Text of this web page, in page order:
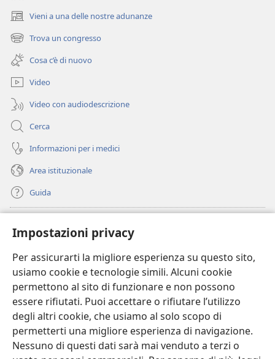
Impostazioni privacy
Per assicurarti la migliore esperienza su questo sito,
usiamo cookie e tecnologie simili. Alcuni cookie
permettono al sito di funzionare e non possono
essere rifiutati. Puoi accettare o rifiutare l’utilizzo
degli altri cookie, che usiamo al solo scopo di
permetterti una migliore esperienza di navigazione.
Nessuno di questi dati sarà mai venduto a terzi o
Vieni a una delle nostre adunanze
(apre
una
nuova
finestra)
Trova un congresso
(apre
una
nuova
finestra)
Cosa c’è di nuovo
Video
Video con audiodescrizione
Cerca
Informazioni per i medici
Area istituzionale
Guida
(apre
una
nuova
finestra)
BIBLIOTECA ONLINE Watchtower
(apre
una
nuova
finestra)
JW Hub
(apre
una
nuova
finestra)
JW Library
Watchtower Library®